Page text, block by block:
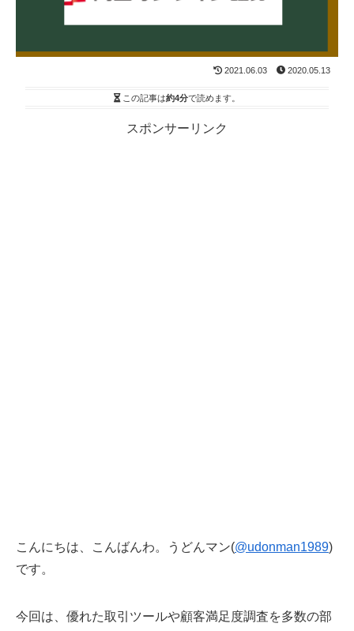
2021.06.03 2020.05.13
この記事は約4分で読めます。
スポンサーリンク
こんにちは、こんばんわ。うどんマン(@udonman1989)
です。
今回は、優れた取引ツールや顧客満足度調査を多数の部